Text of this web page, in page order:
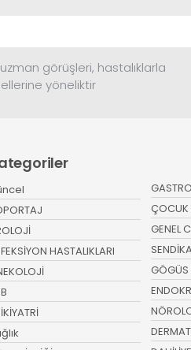
görüşleri, hastalıklarla
yöneliktir
HASTALIKLARI
ÇOCUK
GENEL
GÖGÜS